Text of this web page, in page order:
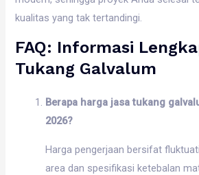
kualitas yang tak tertandingi.
FAQ: Informasi
Tukang Galvalum
Berapa harga jasa tukang
2026?
Harga pengerjaan bersifat
area dan spesifikasi ketebalan